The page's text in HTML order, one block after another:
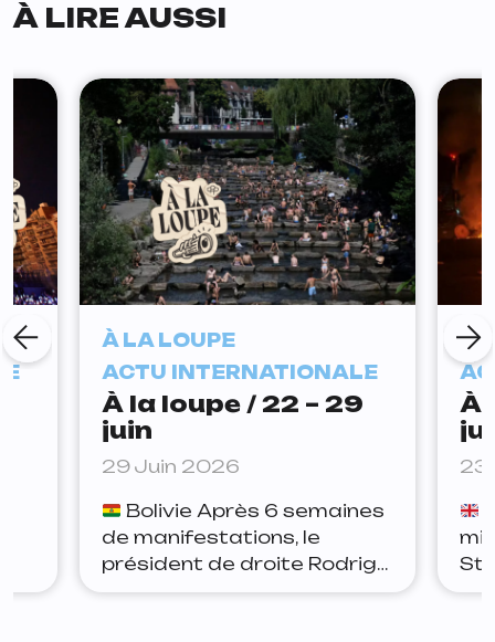
À LIRE AUSSI
À LA LOUPE
ACTU INTERNATIONALE
À la loupe / 22 – 29
juin
29 Juin 2026
Bolivie Après 6 semaines
de manifestations, le
président de droite Rodrigo
Paz a signé un accord avec
À
À
23